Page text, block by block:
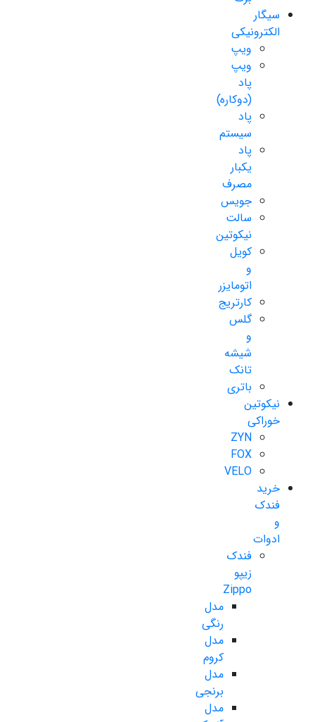
سیگار
الکترونیکی
ویپ
ویپ
پاد
(دوکاره)
پاد
سیستم
پاد
یکبار
مصرف
جویس
سالت
نیکوتین
کویل
و
اتومایزر
کارتریج
گلس
و
شیشه
تانک
باتری
نیکوتین
خوراکی
ZYN
FOX
VELO
خرید
فندک
و
ادوات
فندک
زیپو
Zippo
مدل
رنگی
مدل
کروم
مدل
برنجی
مدل